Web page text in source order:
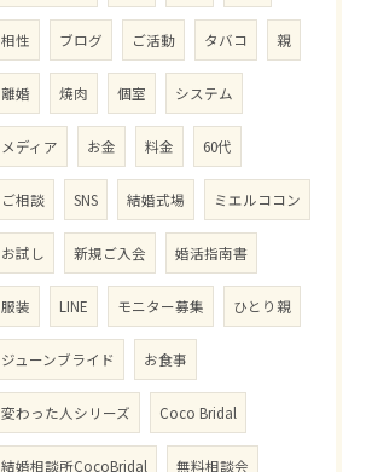
相性 ブログ ご活動 タバコ 親
離婚 焼肉 個室 システム
メディア お金 料金 60代
ご相談 SNS 結婚式場 ミエルココン
お試し 新規ご入会 婚活指南書
服装 LINE モニター募集 ひとり親
ジューンブライド お食事
変わった人シリーズ Coco Bridal
結婚相談所CocoBridal 無料相談会